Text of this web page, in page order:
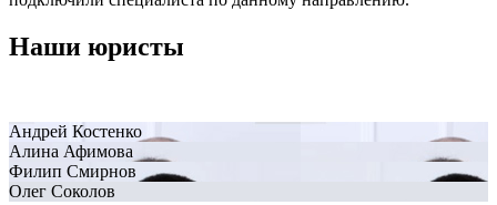
Наши юристы
Андрей Костенко
Алина Афимова
Филип Смирнов
Олег Соколов